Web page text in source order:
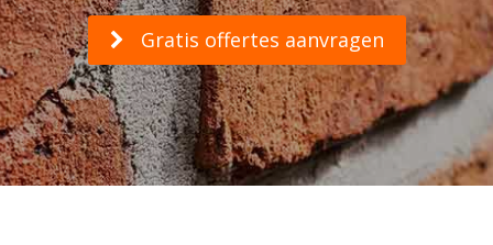
Gratis offertes aanvragen